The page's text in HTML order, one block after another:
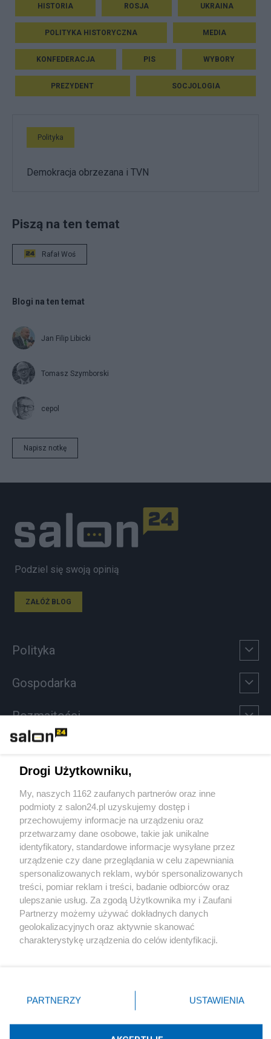
HISTORIA ROSJA UKRAINA
POLITYKA HISTORYCZNA MEDIA
KONFEDERACJA PIS WYBORY
PREZYDENT SOCJOLOGIA
Polityka
Demokracja obrzezana i TVN
Piszą na ten temat
Rafał Woś
Blogi na ten temat
Jan Filip Libicki
Tomasz Szymborski
cepol
Napisz notkę
Podziel się swoją opinią
ZAŁÓŻ BLOG
Polityka
Gospodarka
Rozmaitości
Sport
Społeczeństwo
Kultura
X Facebook Instagram Youtube
Drogi Użytkowniku,
My, naszych 1162 zaufanych partnerów oraz inne
podmioty z salon24.pl uzyskujemy dostęp i
przechowujemy informacje na urządzeniu oraz
przetwarzamy dane osobowe, takie jak unikalne
identyfikatory, standardowe informacje wysyłane przez
urządzenie czy dane przeglądania w celu zapewniania
spersonalizowanych reklam, wybór spersonalizowanych
treści, pomiar reklam i treści, badanie odbiorców oraz
ulepszanie usług. Za zgodą Użytkownika my i Zaufani
Partnerzy możemy używać dokładnych danych
geolokalizacyjnych oraz aktywnie skanować
charakterystykę urządzenia do celów identyfikacji.
zmienić/wycofać klikając przycisk ustawień prywatności
znajdujący się w lewym dolnym rogu strony
rodzaje przetwarzania danych nie wymagają zgody
użytkownika, ale masz prawo sprzeciwić się takiemu
PARTNERZY USTAWIENIA